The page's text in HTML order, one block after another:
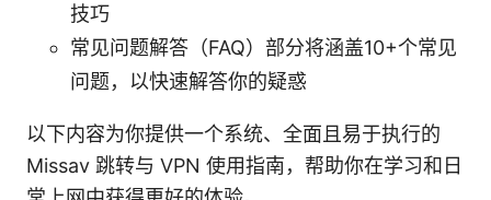
技巧
常见问题解答（FAQ）部分将涵盖10+个常见
问题，以快速解答你的疑惑
以下内容为你提供一个系统、全面且易于执行的
Missav 跳转与 VPN 使用指南，帮助你在学习和日